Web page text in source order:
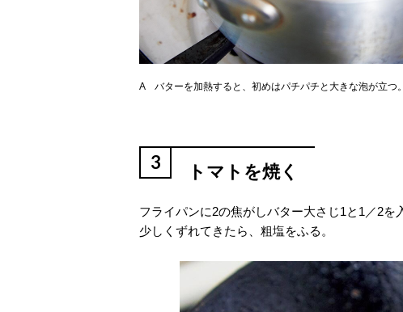
A バターを加熱すると、初めはパチパチと大きな泡が立つ。
3 トマトを焼く
フライパンに2の焦がしバター大さじ1と1／2
少しくずれてきたら、粗塩をふる。